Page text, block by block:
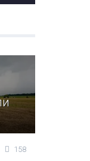
158